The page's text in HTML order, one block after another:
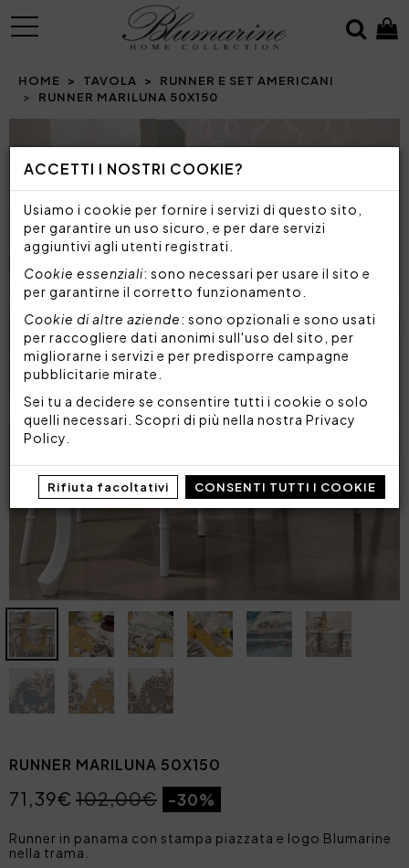
ACCETTI I NOSTRI COOKIE?
Usiamo i cookie per fornire i servizi di questo sito,
per garantire un uso sicuro, e per dare servizi
aggiuntivi agli utenti registrati.
Cookie essenziali: sono necessari per usare il sito e
per garantirne il corretto funzionamento.
Cookie di altre aziende: sono opzionali e sono usati
per raccogliere dati anonimi sull'uso del sito, per
migliorarne i servizi e per predisporre campagne
pubblicitarie mirate.
Sei tu a decidere se consentire tutti i cookie o solo
quelli necessari. Scopri di più nella nostra Privacy
Policy
Rifiuta facoltativi CONSENTI TUTTI I COOKIE
MENU
HOME TAVOLA
RUNNER E SET AMERICANI
RUNNER MARILUNA 50X150
Prev
RUNNER MARILUNA 50X150
71,39€ 102,00€ -30%
Runner in panama con stampa piazzata e logo Blumarine
nella trama.